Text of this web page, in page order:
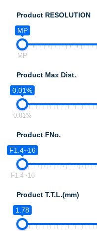
Product RESOLUTION
MP
MP
Product Max Dist.
0.01%
0.01%
Product FNo.
F1.4~16
F1.4~16
Product T.T.L.(mm)
1.78